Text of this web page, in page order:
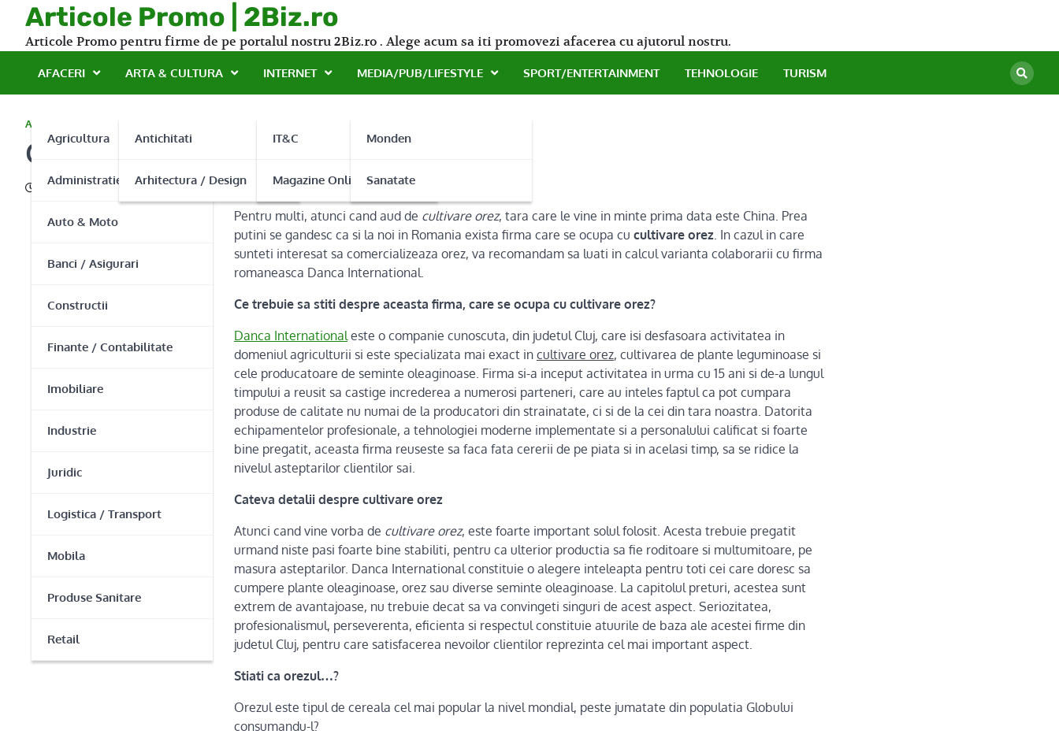
content
Articole Promo | 2Biz.ro
Articole Promo pentru firme de pe portalul nostru 2Biz.ro . Alege acum sa iti promovezi afacerea cu ajutorul nostru.
AFACERI
Agricultura
Administratie Publica
Auto & Moto
Banci / Asigurari
Constructii
Finante / Contabilitate
Imobiliare
Industrie
Juridic
Logistica / Transport
Mobila
Produse Sanitare
Retail
ARTA & CULTURA
Antichitati
Arhitectura / Design
INTERNET
IT&C
Magazine Online
MEDIA/PUB/LIFESTYLE
Monden
Sanatate
SPORT/ENTERTAINMENT TEHNOLOGIE TURISM
AGRICULTURA
Cultivare orez
24/11/2016
Pentru multi, atunci cand aud de cultivare orez, tara care le vine in minte prima data este China. Prea
putini se gandesc ca si la noi in Romania exista firma care se ocupa cu cultivare orez. In cazul in care
sunteti interesat sa comercializeaza orez, va recomandam sa luati in calcul varianta colaborarii cu firma
romaneasca Danca International.
Ce trebuie sa stiti despre aceasta firma, care se ocupa cu cultivare orez?
Danca Internationaleste o companie cunoscuta, din judetul Cluj, care isi desfasoara activitatea in
domeniul agriculturii si este specializata mai exact in cultivare orez, cultivarea de plante leguminoase si
cele producatoare de seminte oleaginoase. Firma si-a inceput activitatea in urma cu 15 ani si de-a lungul
timpului a reusit sa castige increderea a numerosi parteneri, care au inteles faptul ca pot cumpara
produse de calitate nu numai de la producatori din strainatate, ci si de la cei din tara noastra. Datorita
echipamentelor profesionale, a tehnologiei moderne implementate si a personalului calificat si foarte
bine pregatit, aceasta firma reuseste sa faca fata cererii de pe piata si in acelasi timp, sa se ridice la
nivelul asteptarilor clientilor sai.
Cateva detalii despre cultivare orez
Atunci cand vine vorba de cultivare orez, este foarte important solul folosit. Acesta trebuie pregatit
urmand niste pasi foarte bine stabiliti, pentru ca ulterior productia sa fie roditoare si multumitoare, pe
masura asteptarilor. Danca International constituie o alegere inteleapta pentru toti cei care doresc sa
cumpere plante oleaginoase, orez sau diverse seminte oleaginoase. La capitolul preturi, acestea sunt
extrem de avantajoase, nu trebuie decat sa va convingeti singuri de acest aspect. Seriozitatea,
profesionalismul, perseverenta, eficienta si respectul constituie atuurile de baza ale acestei firme din
judetul Cluj, pentru care satisfacerea nevoilor clientilor reprezinta cel mai important aspect.
Stiati ca orezul…?
Orezul este tipul de cereala cel mai popular la nivel mondial, peste jumatate din populatia Globului
consumandu-l?